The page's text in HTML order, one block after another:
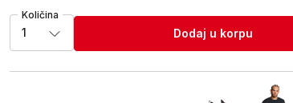
Količina
1 Dodaj u korpu